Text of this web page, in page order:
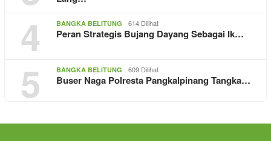
4 BANGKA BELITUNG 614 Dilihat
Peran Strategis Bujang Dayang Sebagai Ik…
5 BANGKA BELITUNG 609 Dilihat
Buser Naga Polresta Pangkalpinang Tangka…